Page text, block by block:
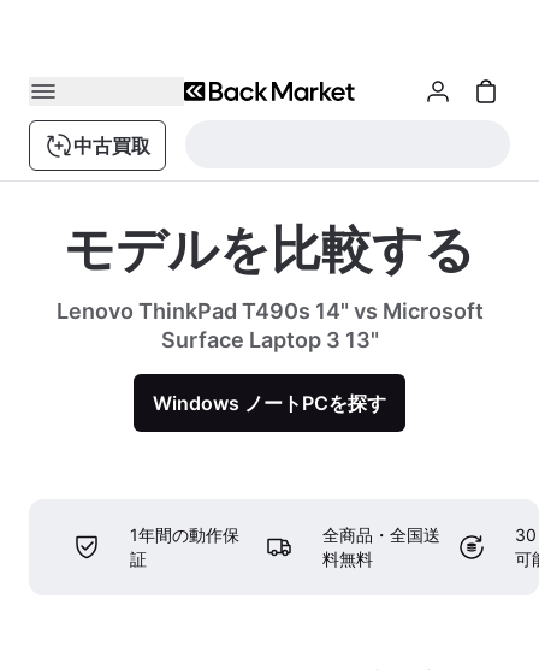
中古買取
モデルを比較する
Lenovo ThinkPad T490s 14" vs Microsoft
Surface Laptop 3 13"
Windows ノートPCを探す
1年間の動作保
証
全商品・全国送
料無料
30
可